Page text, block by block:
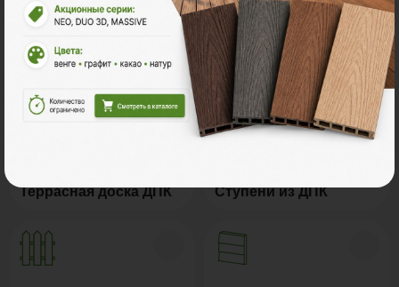
продукцией
Террасная доска ДПК Ступени из ДПК